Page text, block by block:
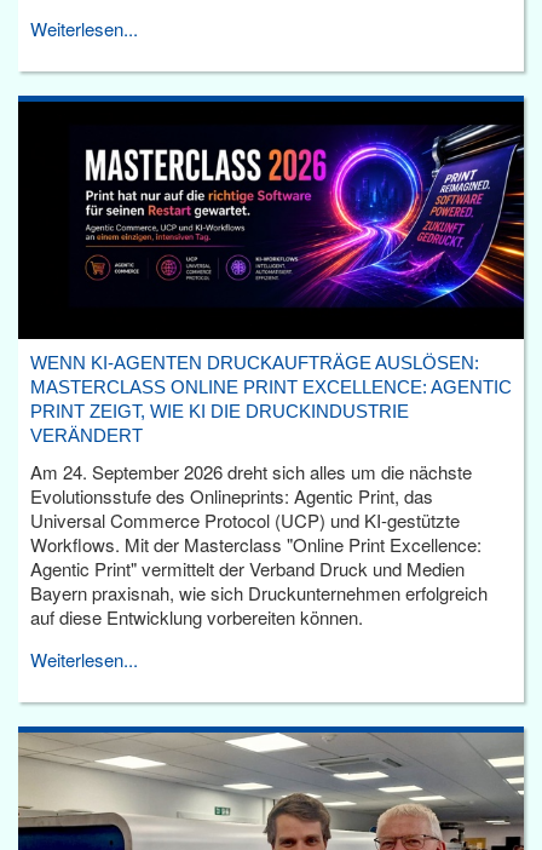
Weiterlesen...
WENN KI-AGENTEN DRUCKAUFTRÄGE AUSLÖSEN:
MASTERCLASS ONLINE PRINT EXCELLENCE: AGENTIC
PRINT ZEIGT, WIE KI DIE DRUCKINDUSTRIE
VERÄNDERT
Am 24. September 2026 dreht sich alles um die nächste
Evolutionsstufe des Onlineprints: Agentic Print, das
Universal Commerce Protocol (UCP) und KI-gestützte
Workflows. Mit der Masterclass "Online Print Excellence:
Agentic Print" vermittelt der Verband Druck und Medien
Bayern praxisnah, wie sich Druckunternehmen erfolgreich
auf diese Entwicklung vorbereiten können.
Weiterlesen...